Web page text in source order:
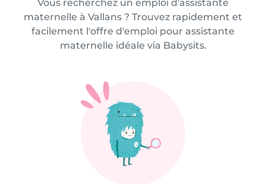
Vous recherchez un emploi d'assistante
maternelle à Vallans ? Trouvez rapidement et
facilement l'offre d'emploi pour assistante
maternelle idéale via Babysits.